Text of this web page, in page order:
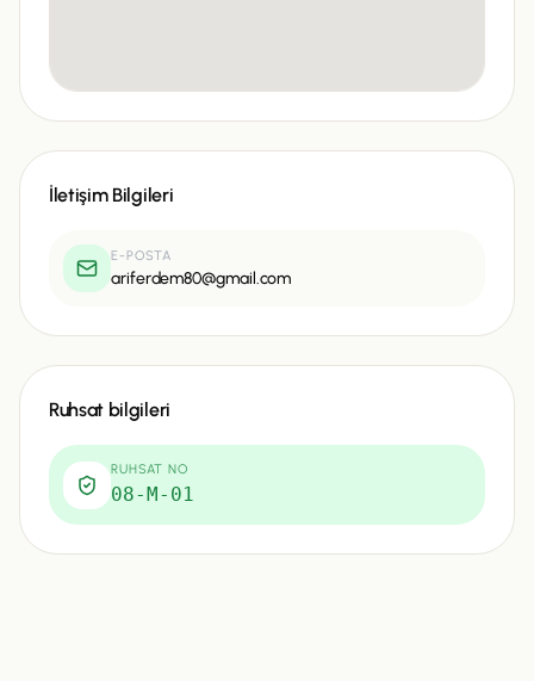
İletişim Bilgileri
E-POSTA
ariferdem80@gmail.com
Ruhsat bilgileri
RUHSAT NO
08-M-01